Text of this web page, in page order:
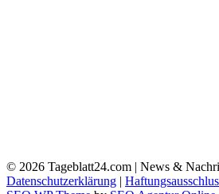
© 2026 Tageblatt24.com | News &
Datenschutzerklärung |